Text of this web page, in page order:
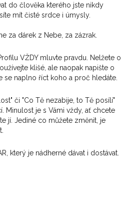
do člověka kterého jste nikdy
mít čisté srdce i úmysly.
za dárek z Nebe, za zázrak.
VŽDY mluvte pravdu. Nelžete o
klišé, ale naopak napište o
se naplno říct koho a proč hledáte.
či "Co Tě nezabije, to Tě posílí"
Minulost je s Vámi vždy, ať chcete
jí. Jediné co můžete změnit, je
který je nádherné dávat i dostávat.